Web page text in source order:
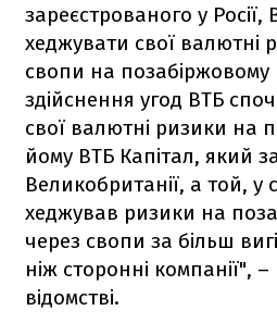
зареєстрованого у Росії,
хеджувати свої валютні
свопи на
здійснення угод ВТБ
свої валютні ризики на
йому ВТБ Капітал, який
Великобританії, а той, у
хеджував ризики на
через свопи за більш
ніж сторонні компанії",
відомстві.